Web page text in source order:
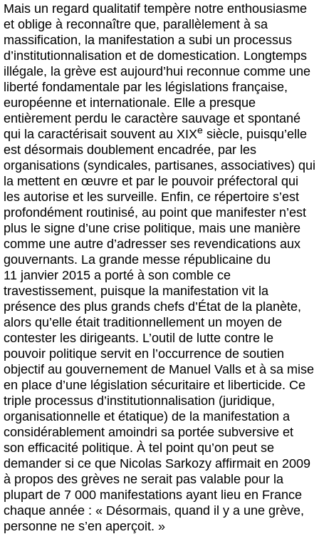
Mais un regard qualitatif tempère notre enthousiasme
et oblige à reconnaître que, parallèlement à sa
massification, la manifestation a subi un processus
d’institutionnalisation et de domestication. Longtemps
illégale, la grève est aujourd’hui reconnue comme une
liberté fondamentale par les législations française,
européenne et internationale. Elle a presque
entièrement perdu le caractère sauvage et spontané
qui la caractérisait souvent au XIXe siècle, puisqu’elle
est désormais doublement encadrée, par les
organisations (syndicales, partisanes, associatives) qui
la mettent en œuvre et par le pouvoir préfectoral qui
les autorise et les surveille. Enfin, ce répertoire s’est
profondément routinisé, au point que manifester n’est
plus le signe d’une crise politique, mais une manière
comme une autre d’adresser ses revendications aux
gouvernants. La grande messe républicaine du
11 janvier 2015 a porté à son comble ce
travestissement, puisque la manifestation vit la
présence des plus grands chefs d’État de la planète,
alors qu’elle était traditionnellement un moyen de
contester les dirigeants. L’outil de lutte contre le
pouvoir politique servit en l’occurrence de soutien
objectif au gouvernement de Manuel Valls et à sa mise
en place d’une législation sécuritaire et liberticide. Ce
triple processus d’institutionnalisation (juridique,
organisationnelle et étatique) de la manifestation a
considérablement amoindri sa portée subversive et
son efficacité politique. À tel point qu’on peut se
demander si ce que Nicolas Sarkozy affirmait en 2009
à propos des grèves ne serait pas valable pour la
plupart de 7 000 manifestations ayant lieu en France
chaque année : « Désormais, quand il y a une grève,
personne ne s’en aperçoit. »